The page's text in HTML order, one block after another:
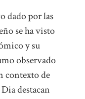
dado por las
se ha visto
y su
observado
contexto de
destacan